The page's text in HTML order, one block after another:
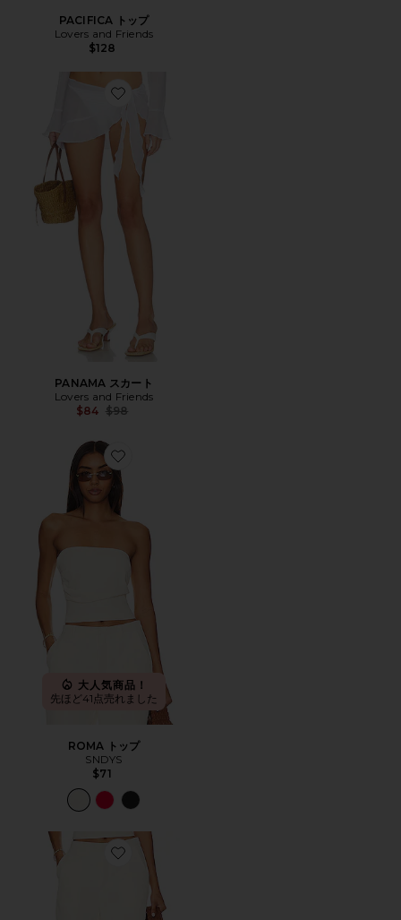
PACIFICA トップ
Lovers and Friends
$128
Favorite PANAMA スカート
PANAMA スカート
Lovers and Friends
$84 Previous price:
$98
Favorite ROMA トップ
大人気商品！
先ほど41点売れました
ROMA トップ
SNDYS
$71
Favorite ROMA パンツ